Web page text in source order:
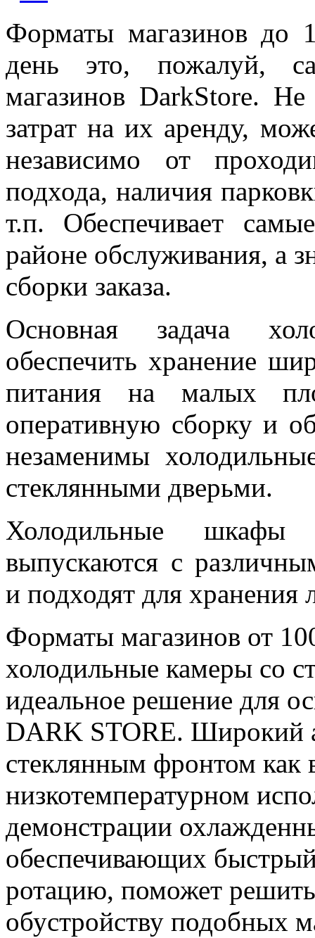
Форматы магазинов до
день это, пожалуй,
магазинов DarkStore.
затрат на их аренду,
независимо от
подхода, наличия
т.п. Обеспечивает
районе обслуживания, а
сборки заказа.
Основная задача
обеспечить хранение
питания на малых
оперативную сборку и
незаменимы
стеклянными дверьми.
Холодильные шкафы
выпускаются с
и подходят для
Форматы магазинов от
холодильные камеры cо
идеальное решение для
DARK STORE. Широкий
стеклянным фронтом как
низкотемпературном
демонстрации
обеспечивающих
ротацию, поможет
обустройству подобных